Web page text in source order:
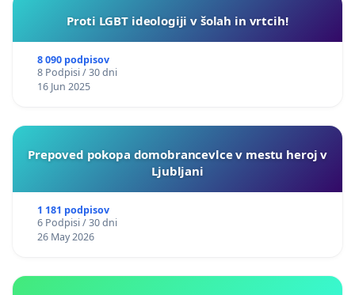
Proti LGBT ideologiji v šolah in vrtcih!
8 090 podpisov
8 Podpisi / 30 dni
16 Jun 2025
Prepoved pokopa domobrancevlce v mestu heroj v
Ljubljani
1 181 podpisov
6 Podpisi / 30 dni
26 May 2026